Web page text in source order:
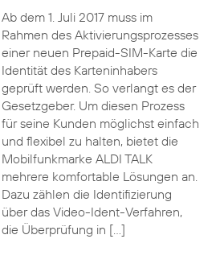
Ab dem 1. Juli 2017 muss im
Rahmen des Aktivierungsprozesses
einer neuen Prepaid-SIM-Karte die
Identität des Karteninhabers
geprüft werden. So verlangt es der
Gesetzgeber. Um diesen Prozess
für seine Kunden möglichst einfach
und flexibel zu halten, bietet die
Mobilfunkmarke ALDI TALK
mehrere komfortable Lösungen an.
Dazu zählen die Identifizierung
über das Video-Ident-Verfahren,
die Überprüfung in […]